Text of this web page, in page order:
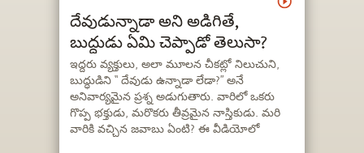
దేవుడున్నాడా అని అడిగితే,
బుద్ధుడు ఏమి చెప్పాడో తెలుసా?
ఇద్దరు వ్యక్తులు, అలా మూలన చీకట్లో నిలుచుని,
బుద్ధుడిని “ దేవుడు ఉన్నాడా లేడా?” అనే
అనివార్యమైన ప్రశ్న అడుగుతారు. వారిలో ఒకరు
గొప్ప భక్తుడు, మరొకరు తీవ్రమైన నాస్తికుడు. మరి
వారికి వచ్చిన జవాబు ఏంటి? ఈ వీడియోలో